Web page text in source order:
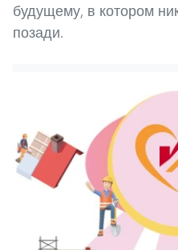
будущему, в котором
позади.